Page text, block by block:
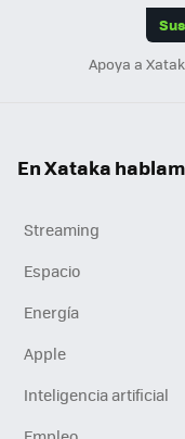
Apoya a
En Xataka
Streaming
Espacio
Energía
Apple
Inteligencia artificial